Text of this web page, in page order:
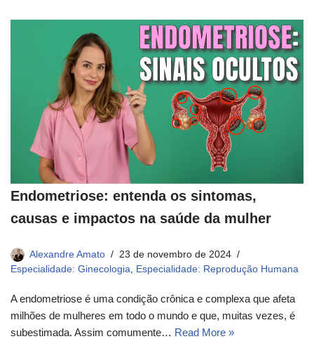
Endometriose: entenda os sintomas,
causas e impactos na saúde da mulher
Alexandre Amato
23 de novembro de 2024
Especialidade: Ginecologia, Especialidade: Reprodução Humana
A endometriose é uma condição crônica e complexa que afeta
milhões de mulheres em todo o mundo e que, muitas vezes, é
subestimada. Assim comumente… Read More »